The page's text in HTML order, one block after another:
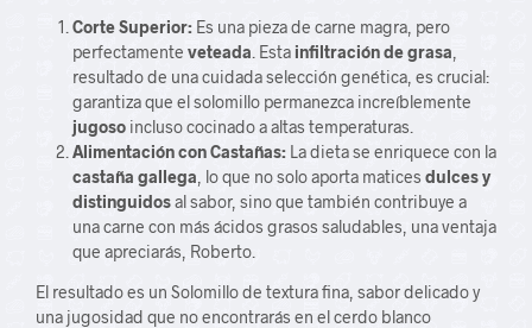
Corte Superior:Es una pieza de carne magra, pero
perfectamente veteada. Esta infiltración de grasa,
resultado de una cuidada selección genética, es crucial:
garantiza que el solomillo permanezca increíblemente
jugosoincluso cocinado a altas temperaturas.
Alimentación con Castañas:La dieta se enriquece con la
castaña gallega, lo que no solo aporta matices dulces y
distinguidosal sabor, sino que también contribuye a
una carne con más ácidos grasos saludables, una ventaja
que apreciarás, Roberto.
El resultado es un Solomillo de textura fina, sabor delicado y
una jugosidad que no encontrarás en el cerdo blanco